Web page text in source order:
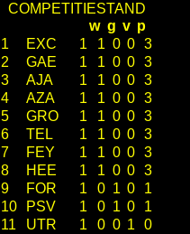
COMPETITIESTAND
w g v p
1
EXC 1 1 0 0 3
2
GAE 1 1 0 0 3
3
AJA 1 1 0 0 3
4
AZA 1 1 0 0 3
5
GRO 1 1 0 0 3
6
TEL 1 1 0 0 3
7
FEY 1 1 0 0 3
8
HEE 1 1 0 0 3
9
FOR 1 0 1 0
1
10
PSV 1 0 1 0
1
11
UTR 1 0 0 1
0